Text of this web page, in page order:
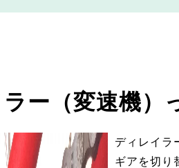
ー（変速機）
ディレイラ
ギアを切り